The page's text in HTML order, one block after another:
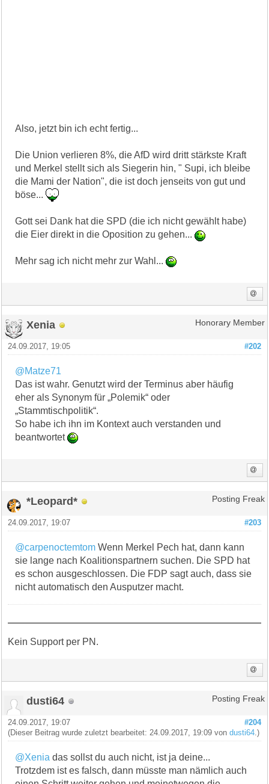
Also, jetzt bin ich echt fertig...
Die Union verlieren 8%, die AfD wird dritt stärkste Kraft
und Merkel stellt sich als Siegerin hin, " Supi, ich bleibe
die Mami der Nation", die ist doch jenseits von gut und
böse...
Gott sei Dank hat die SPD (die ich nicht gewählt habe)
die Eier direkt in die Oposition zu gehen...
Mehr sag ich nicht mehr zur Wahl...
Xenia Honorary Member
#202
24.09.2017, 19:05
@Matze71
Das ist wahr. Genutzt wird der Terminus aber häufig
eher als Synonym für „Polemik“ oder
„Stammtischpolitik“.
So habe ich ihn im Kontext auch verstanden und
beantwortet
*Leopard* Posting Freak
#203
24.09.2017, 19:07
@carpenoctemtom Wenn Merkel Pech hat, dann kann
sie lange nach Koalitionspartnern suchen. Die SPD hat
es schon ausgeschlossen. Die FDP sagt auch, dass sie
nicht automatisch den Ausputzer macht.
Kein Support per PN.
dusti64 Posting Freak
#204
24.09.2017, 19:07
(Dieser Beitrag wurde zuletzt bearbeitet: 24.09.2017, 19:09 vondusti64.)
@Xenia das sollst du auch nicht, ist ja deine...
Trotzdem ist es falsch, dann müsste man nämlich auch